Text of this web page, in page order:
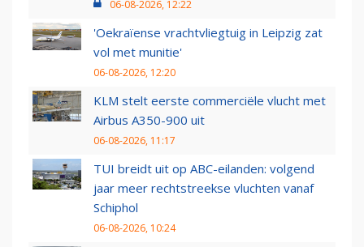
06-08-2026, 12:22
'Oekraïense vrachtvliegtuig in Leipzig zat
vol met munitie'
06-08-2026, 12:20
KLM stelt eerste commerciële vlucht met
Airbus A350-900 uit
06-08-2026, 11:17
TUI breidt uit op ABC-eilanden: volgend
jaar meer rechtstreekse vluchten vanaf
Schiphol
06-08-2026, 10:24